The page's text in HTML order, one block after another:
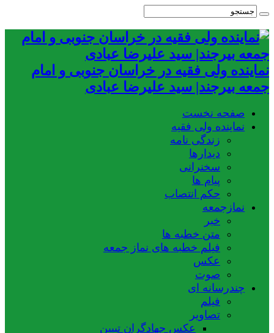
نماینده ولی فقیه در خراسان جنوبی و امام
جمعه بیرجند| سید علیرضا عبادی
صفحه نخست
نماینده ولی فقیه
زندگی نامه
دیدارها
سخنرانی
پیام ها
حکم انتصاب
نمازجمعه
خبر
متن خطبه ها
فیلم خطبه های نماز جمعه
عکس
صوت
چندرسانه ای
فیلم
تصاویر
عکس جهادگران تبیین